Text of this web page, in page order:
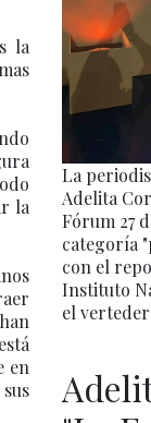
la
la
en
La
Adelita
Fórum 27
categoría
con el
Instituto
el